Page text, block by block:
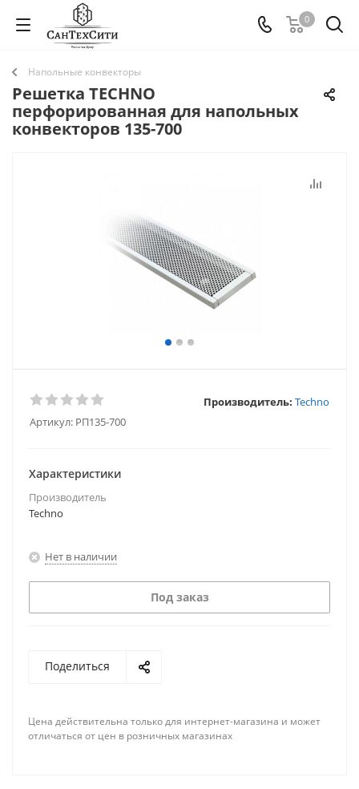
0
Напольные конвекторы
Решетка TECHNO
перфорированная для напольных
конвекторов 135-700
Артикул: РП135-700
Производитель: Techno
Характеристики
Производитель
Techno
Нет в наличии
Под заказ
Поделиться
Цена действительна только для интернет-магазина и может
отличаться от цен в розничных магазинах